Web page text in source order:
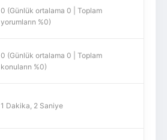
0 (Günlük ortalama 0 | Toplam
yorumların %0)
0 (Günlük ortalama 0 | Toplam
konuların %0)
1 Dakika, 2 Saniye